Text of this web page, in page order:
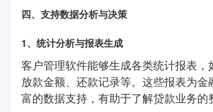
四、支持数据分析与决策
1、统计分析与报表生成
客户管理软件能够生成各类统计报表，
放款金额、还款记录等。这些报表为金
富的数据支持，有助于了解贷款业务的